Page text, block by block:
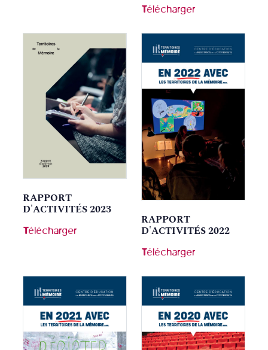
Télécharger
RAPPORT
D'ACTIVITÉS 2023
Télécharger
RAPPORT
D'ACTIVITÉS 2022
Télécharger